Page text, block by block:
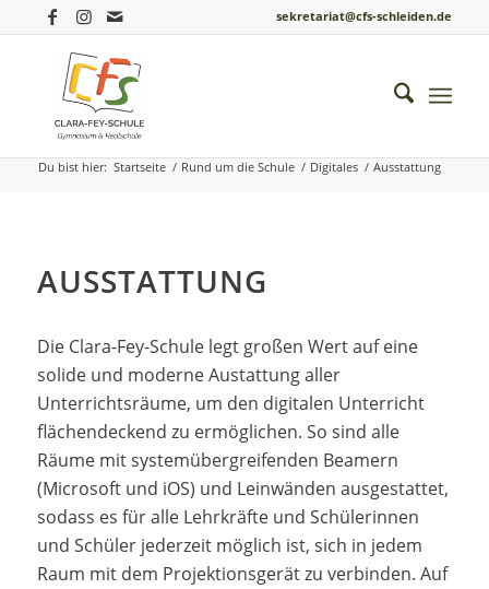
sekretariat@cfs-schleiden.de
Ausstattung
Du bist hier: Startseite / Rund um die Schule / Digitales / Ausstattung
AUSSTATTUNG
Die Clara-Fey-Schule legt großen Wert auf eine
solide und moderne Austattung aller
Unterrichtsräume, um den digitalen Unterricht
flächendeckend zu ermöglichen. So sind alle
Räume mit systemübergreifenden Beamern
(Microsoft und iOS) und Leinwänden ausgestattet,
sodass es für alle Lehrkräfte und Schülerinnen
und Schüler jederzeit möglich ist, sich in jedem
Raum mit dem Projektionsgerät zu verbinden. Auf